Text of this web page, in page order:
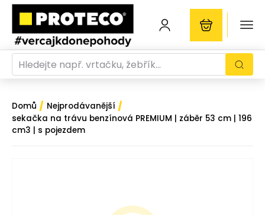
Domů / Nejprodávanější /
sekačka na trávu benzínová PREMIUM | záběr 53 cm | 196
cm3 | s pojezdem